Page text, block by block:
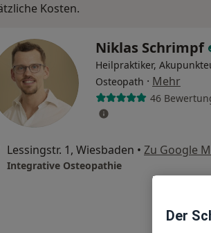
Kosten.
Niklas Schrimpf
Heilpraktiker,
Osteopath · Mehr
46
Lessingstr. 1, Wiesbaden • Zu Google
Integrative Osteopathie
Der